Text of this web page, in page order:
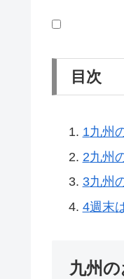
目次
1九州
2九州
3九州
4週末
九州